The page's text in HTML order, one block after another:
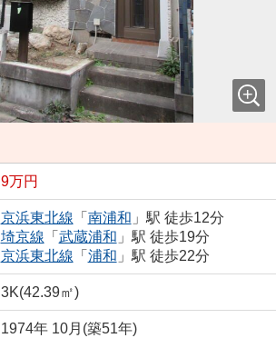
9万円
京浜東北線 「 南浦和 」駅 徒歩12分
埼京線 「 武蔵浦和 」駅 徒歩19分
京浜東北線 「 浦和 」駅 徒歩22分
3K(42.39㎡)
1974年 10月(築51年)